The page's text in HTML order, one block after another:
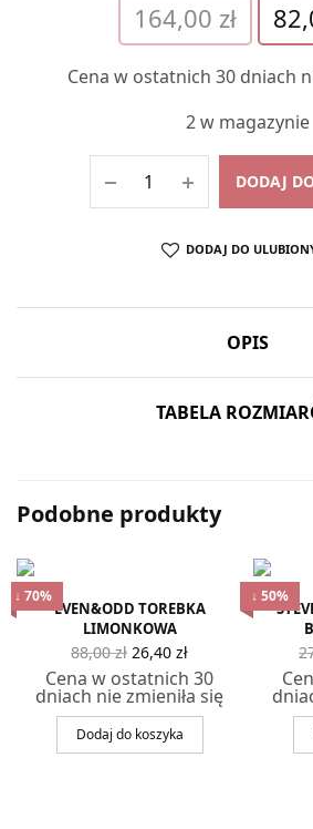
164,00 zł
Cena w ostatnich 30 dniach
2 w magazynie
DODAJ
DODAJ DO
OPIS
TABELA
Podobne produkty
↓ 70%
EVEN&ODD TOREBKA
LIMONKOWA
88,00zł Pierwotna
cena
wynosiła:
88,00 zł.
26,40 złAktualna
cena
wynosi:
26,40 zł.
Cena w ostatnich 30
dniach nie zmieniła się
Dodaj do koszyka
↓ 50%